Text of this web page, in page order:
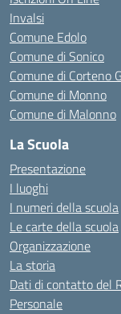
Invalsi
Comune Edolo
Comune di Sonico
Comune di Corteno
Comune di Monno
Comune di Malonno
La Scuola
Presentazione
I luoghi
I numeri della scuola
Le carte della scuola
Organizzazione
La storia
Dati di contatto del
Personale